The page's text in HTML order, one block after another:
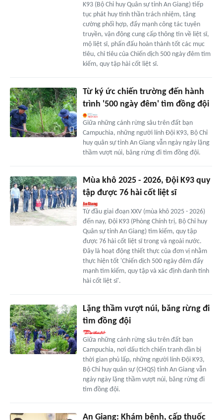
K93 (Bộ Chỉ huy Quân sự tỉnh An Giang) tiếp
tục phát huy tinh thần trách nhiệm, tăng
cường phối hợp, đẩy mạnh công tác tuyên
truyền, vận động cung cấp thông tin về liệt sĩ,
mộ liệt sĩ, phấn đấu hoàn thành tốt các mục
tiêu, chỉ tiêu của Chiến dịch 500 ngày đêm tìm
kiếm, quy tập hài cốt liệt sĩ.
Từ ký ức chiến trường đến hành
trình '500 ngày đêm' tìm đồng đội
Giữa những cánh rừng sâu trên đất bạn
Campuchia, những người lính Đội K93, Bộ Chỉ
huy quân sự tỉnh An Giang vẫn ngày ngày lặng
thầm vượt núi, băng rừng đi tìm đồng đội.
Mùa khô 2025 - 2026, Đội K93 quy
tập được 76 hài cốt liệt sĩ
Từ đầu giai đoạn XXV (mùa khô 2025 - 2026)
đến nay, Đội K93 (Phòng Chính trị, Bộ Chỉ huy
Quân sự tỉnh An Giang) tìm kiếm, quy tập
được 76 hài cốt liệt sĩ trong và ngoài nước.
Đây là hoạt động thiết thực của đơn vị nhằm
thực hiện tốt 'Chiến dịch 500 ngày đêm đẩy
mạnh tìm kiếm, quy tập và xác định danh tính
hài cốt liệt sĩ'.
Lặng thầm vượt núi, băng rừng đi
tìm đồng đội
Giữa những cánh rừng sâu trên đất bạn
Campuchia, nơi dấu tích chiến tranh dần bị
thời gian phủ lấp, những người lính Đội K93,
Bộ Chỉ huy quân sự (CHQS) tỉnh An Giang vẫn
ngày ngày lặng thầm vượt núi, băng rừng đi
tìm đồng đội.
An Giang: Khám bệnh, cấp thuốc